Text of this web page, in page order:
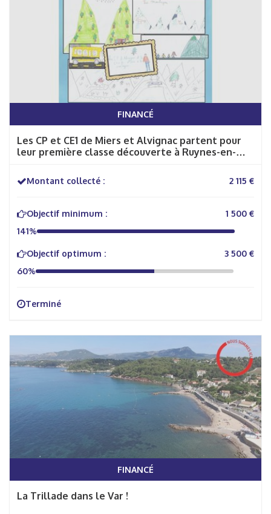
FINANCÉ
Les CP et CE1 de Miers et Alvignac partent pour
leur première classe découverte à Ruynes-en-
Montant collecté : 2 115 €
Objectif minimum :
1 500 €
141%
Objectif optimum :
3 500 €
60%
Terminé
FINANCÉ
La Trillade dans le Var !